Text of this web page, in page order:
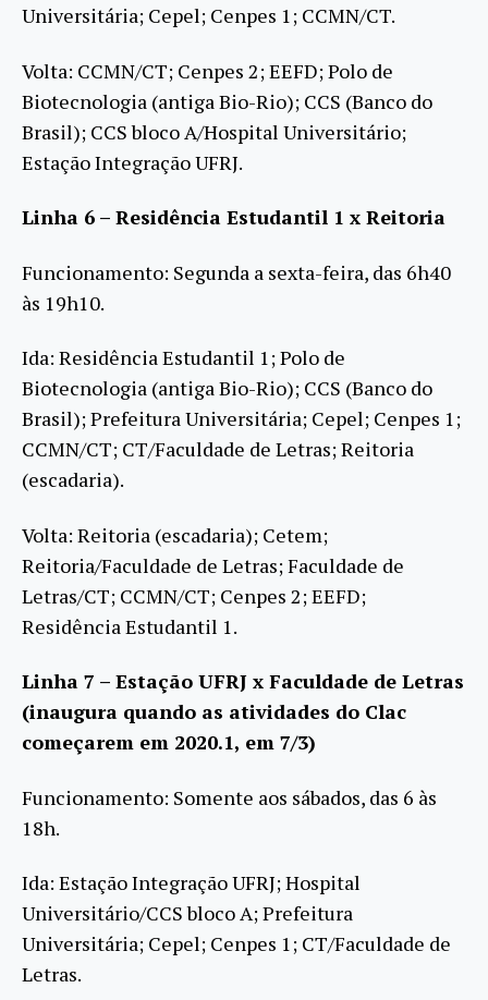
Universitária; Cepel; Cenpes 1; CCMN/CT.
Volta: CCMN/CT; Cenpes 2; EEFD; Polo de
Biotecnologia (antiga Bio-Rio); CCS (Banco do
Brasil); CCS bloco A/Hospital Universitário;
Estação Integração UFRJ.
Linha 6 – Residência Estudantil 1 x Reitoria
Funcionamento: Segunda a sexta-feira, das 6h40
às 19h10.
Ida: Residência Estudantil 1; Polo de
Biotecnologia (antiga Bio-Rio); CCS (Banco do
Brasil); Prefeitura Universitária; Cepel; Cenpes 1;
CCMN/CT; CT/Faculdade de Letras; Reitoria
(escadaria).
Volta: Reitoria (escadaria); Cetem;
Reitoria/Faculdade de Letras; Faculdade de
Letras/CT; CCMN/CT; Cenpes 2; EEFD;
Residência Estudantil 1.
Linha 7 – Estação UFRJ x Faculdade de Letras
(inaugura quando as atividades do Clac
começarem em 2020.1, em 7/3)
Funcionamento: Somente aos sábados, das 6 às
18h.
Ida: Estação Integração UFRJ; Hospital
Universitário/CCS bloco A; Prefeitura
Universitária; Cepel; Cenpes 1; CT/Faculdade de
Letras.